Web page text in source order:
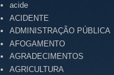
acide
ACIDENTE
ADMINISTRAÇÃO PÚBLICA
AFOGAMENTO
AGRADECIMENTOS
AGRICULTURA